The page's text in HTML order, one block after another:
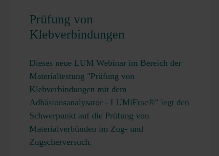
Prüfung von
Klebverbindungen
Dieses neue LUM Webinar im Bereich der
Materialtestung "Prüfung von
Klebverbindungen mit dem
Adhäsionsanalysator - LUMiFrac®" legt den
Schwerpunkt auf die Prüfung von
Materialverbünden im Zug- und
Zugscherversuch.